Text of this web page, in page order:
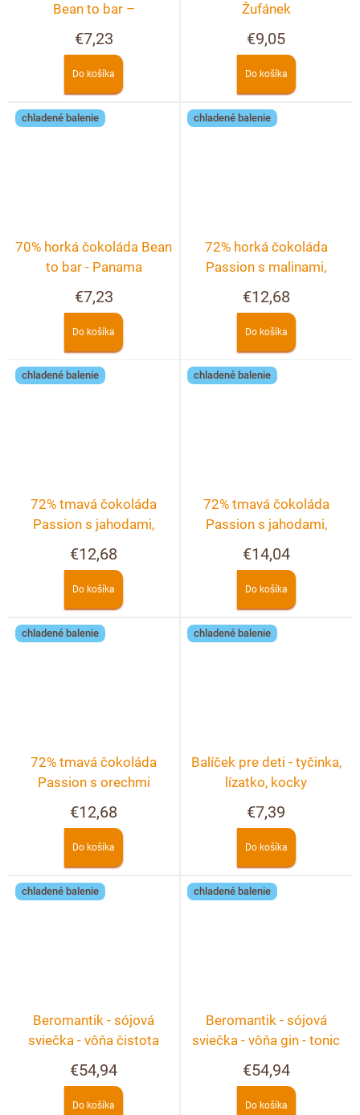
Bean to bar –
Dominikánska republika
€7,23
Do košíka
Žufánek
€9,05
Do košíka
chladené balenie
70% horká čokoláda Bean
to bar - Panama
€7,23
Do košíka
chladené balenie
72% horká čokoláda
Passion s malinami,
orechmi
€12,68
Do košíka
chladené balenie
72% tmavá čokoláda
Passion s jahodami,
malinami a fialkami
€12,68
Do košíka
chladené balenie
72% tmavá čokoláda
Passion s jahodami,
malinami, černicami a
ríbezľami
€14,04
Do košíka
chladené balenie
72% tmavá čokoláda
Passion s orechmi
€12,68
Do košíka
chladené balenie
Balíček pre deti - tyčinka,
lízatko, kocky
€7,39
Do košíka
chladené balenie
Beromantik - sójová
sviečka - vôňa čistota
€54,94
Do košíka
chladené balenie
Beromantik - sójová
sviečka - vôňa gin - tonic
€54,94
Do košíka